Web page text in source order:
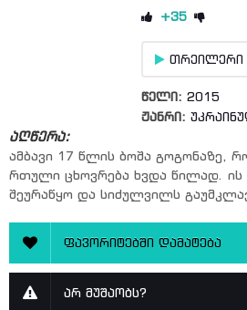
▶ სერია 7
პლეერი 2
▶ სერია 8
პლეერი 2
▶ სერია 9
პლეერი 2
▶ სერია 10
პლეერი 2
+35
თრეილერი
წელი: 2015
ჟანრი:
აღწერა:
ამბავი 17 წლის ბოშა გოგონაზე,
რთული ცხოვრება ხვდა წილად. ის
შეურაწყო და სიძულვილს
ფავორიტებში დამატება
არ მუშაობს?